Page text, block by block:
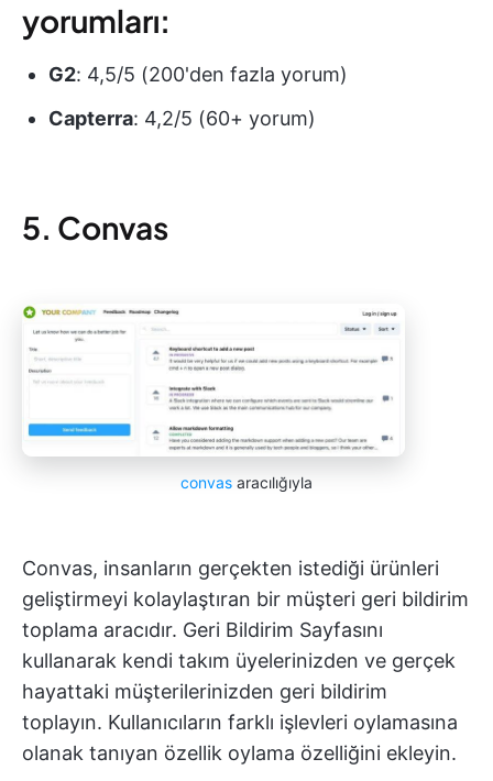
yorumları:
G2: 4,5/5 (200'den fazla yorum)
Capterra: 4,2/5 (60+ yorum)
5. Convas
convas aracılığıyla
Convas, insanların gerçekten istediği ürünleri
geliştirmeyi kolaylaştıran bir müşteri geri bildirim
toplama aracıdır. Geri Bildirim Sayfasını
kullanarak kendi takım üyelerinizden ve gerçek
hayattaki müşterilerinizden geri bildirim
toplayın. Kullanıcıların farklı işlevleri oylamasına
olanak tanıyan özellik oylama özelliğini ekleyin.